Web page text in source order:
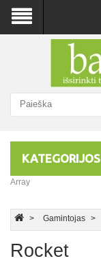
KATEGORIJOS
Array
Gamintojas
Rocket